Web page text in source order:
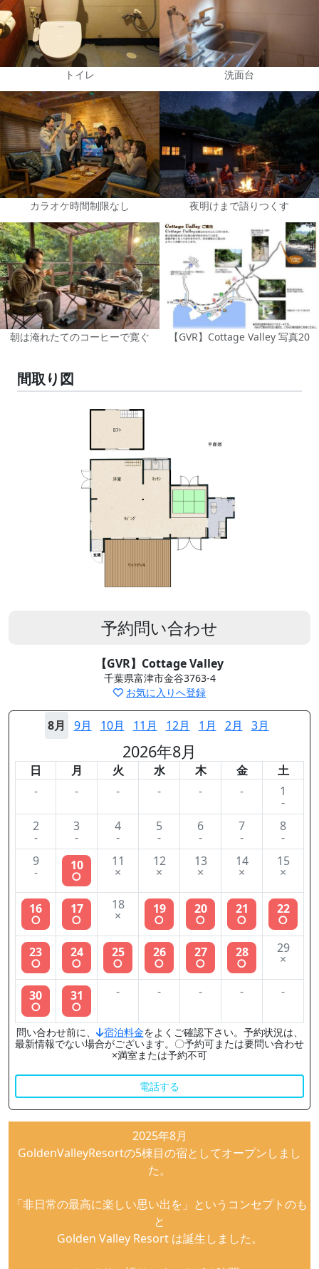
トイレ 洗面台
カラオケ時間制限なし 夜明けまで語りつくす
朝は淹れたてのコーヒーで寛ぐ 【GVR】Cottage Valley 写真20
間取り図
予約問い合わせ
【GVR】Cottage Valley
千葉県富津市金谷3763-4
お気に入りへ登録
8月 9月 10月 11月 12月 1月 2月 3月
2026年8月
日 月 火 水 木 金
土
-
- - - - - 1
-
2
-
3
-
4
-
5
-
6
-
7
-
8
-
9
- 10
○
11
×
12
×
13
×
14
×
15
×
16
○
17
○
18
× 19
○
20
○
21
○
22
○
23
○
24
○
25
○
26
○
27
○
28
○
29
×
30
○
31
○
- - - - -
問い合わせ前に、 宿泊料金をよくご確認下さい。予約状況は、
最新情報でない場合がございます。〇予約可または要問い合わせ
×満室または予約不可
電話する
2025年8月
GoldenValleyResortの5棟目の宿としてオープンしまし
た。
「非日常の最高に楽しい思い出を」というコンセプトのも
と
Golden Valley Resort は誕生しました。